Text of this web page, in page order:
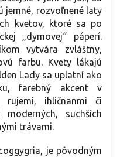
jemné, rozvoľnené laty
kvetov, ktoré sa po
„dymovej“ páperí.
vytvára zvláštny,
farbu. Kvety lákajú
Lady sa uplatní ako
farebný akcent v
rujemi, ihličnanmi či
suchších
trávami.
je pôvodným